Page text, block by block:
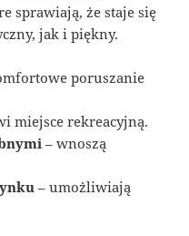
sprawiają, że staje się
jak i piękny.
poruszanie
miejsce rekreacyjną.
– wnoszą
– umożliwiają